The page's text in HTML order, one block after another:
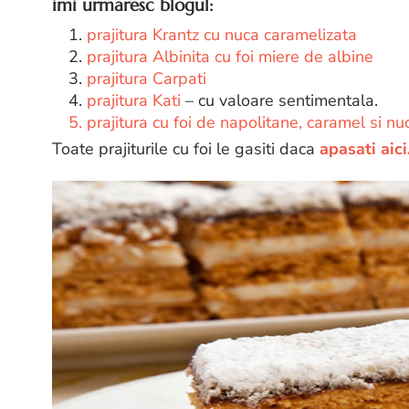
imi urmaresc blogul:
1. prajitura Krantz cu nuca caramelizata
2. prajitura Albinita cu foi miere de albine
3. prajitura Carpati
4. prajitura Kati – cu valoare sentimentala.
5. prajitura cu foi de napolitane, caramel si
Toate prajiturile cu foi le gasiti daca apasati